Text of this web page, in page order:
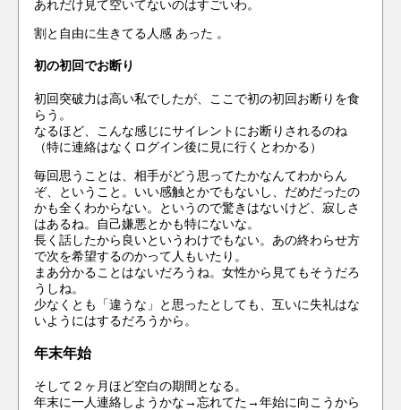
あれだけ見て空いてないのはすごいわ。
割と自由に生きてる人感 あった 。
初の初回でお断り
初回突破力は高い私でしたが、ここで初の初回お断りを食
らう。
なるほど、こんな感じにサイレントにお断りされるのね
（特に連絡はなくログイン後に見に行くとわかる）
毎回思うことは、相手がどう思ってたかなんてわからん
ぞ、ということ。いい感触とかでもないし、だめだったの
かも全くわからない。というので驚きはないけど、寂しさ
はあるね。自己嫌悪とかも特にないな。
長く話したから良いというわけでもない。あの終わらせ方
で次を希望するのかって人もいたり。
まあ分かることはないだろうね。女性から見てもそうだろ
うしね。
少なくとも「違うな」と思ったとしても、互いに失礼はな
いようにはするだろうから。
年末年始
そして２ヶ月ほど空白の期間となる。
年末に一人連絡しようかな→忘れてた→年始に向こうから